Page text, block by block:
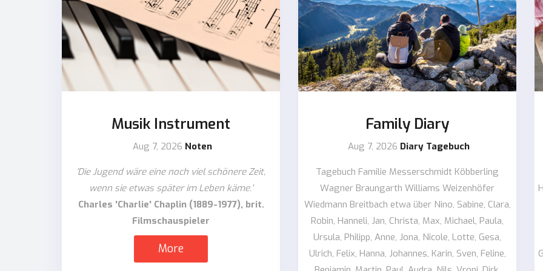
Musik Instrument
Aug 7, 2026 Noten
'Die Jugend wäre eine noch viel schönere Zeit,
wenn sie etwas später im Leben käme.'
Charles 'Charlie' Chaplin (1889-1977), brit.
Filmschauspieler
More
Family Diary
Aug 7, 2026 Diary Tagebuch
Tagebuch Familie Messerschmidt Köbberling
Wagner Braungarth Williams Weizenhöfer
Wiedmann Breitbach etwa über Nino, Sabine, Clara,
Robin, Hanneli, Jan, Christa, Max, Michael, Paula,
Ursula, Philipp, Anne, Jona, Nicole, Lotte, Gesa,
Ulrich, Felix, Hanna, Johannes, Karin, Sven, Feline,